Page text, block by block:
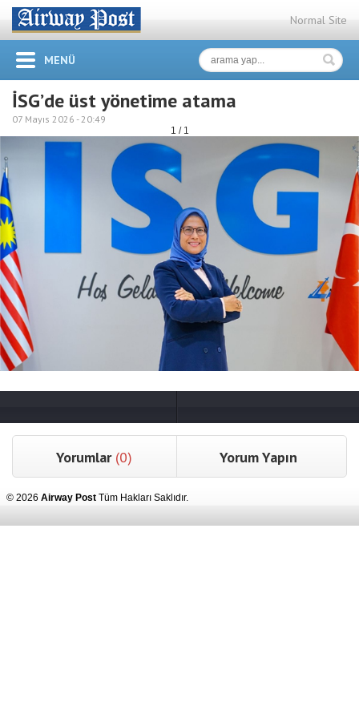
Normal Site
MENÜ
İSG’de üst yönetime atama
07 Mayıs 2026 -20:49
1 / 1
Yorumlar (0) Yorum Yapın
© 2026 Airway Post Tüm Hakları Saklıdır.